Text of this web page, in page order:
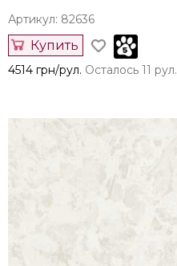
Артикул: 82636
Купить
4514 грн/рул. Осталось 11 рул.